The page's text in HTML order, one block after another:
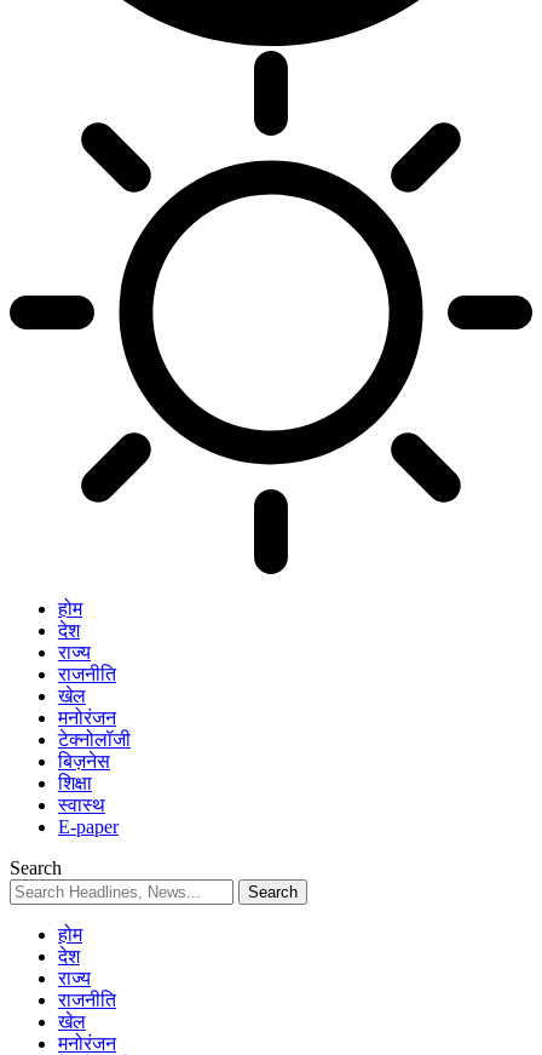
होम
देश
राज्य
राजनीति
खेल
मनोरंजन
टेक्नोलॉजी
बिज़नेस
शिक्षा
स्वास्थ
E-paper
Search
होम
देश
राज्य
राजनीति
खेल
मनोरंजन